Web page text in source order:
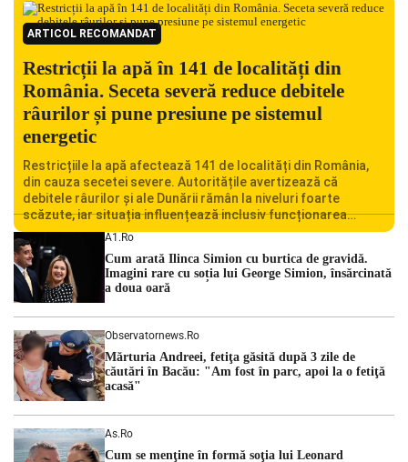
ARTICOL RECOMANDAT
Restricții la apă în 141 de localități din
România. Seceta severă reduce debitele
râurilor și pune presiune pe sistemul
energetic
Restricțiile la apă afectează 141 de localități din România,
din cauza secetei severe. Autoritățile avertizează că
debitele râurilor și ale Dunării rămân la niveluri foarte
scăzute, iar situația influențează inclusiv funcționarea
Centralei Nucleare de la Cernavodă. România se confruntă
cu una dintre cele mai dificile perioade din punct de vedere
hidrologic din ultimii ani. Lipsa […]
A1.ro
Cum arată Ilinca Simion cu burtica de gravidă.
Imagini rare cu soția lui George Simion, însărcinată
a doua oară
Observatornews.ro
Mărturia Andreei, fetiţa găsită după 3 zile de
căutări în Bacău: "Am fost în parc, apoi la o fetiţă
acasă"
As.ro
Cum se menţine în formă soţia lui Leonard